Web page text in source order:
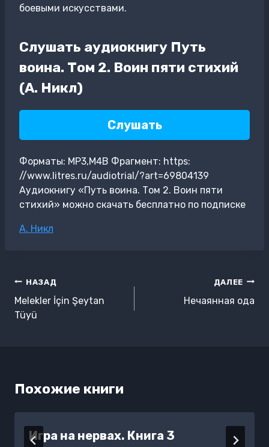
боевыми искусствами.
Слушать аудиокнигу Путь
воина. Том 2. Воин пяти стихий
(А. Никл)
Слушать
Форматы: MP3,M4B Фрагмент: https:
//www.litres.ru/audiotrial/?art=69804139
Аудиокнигу «Путь воина. Том 2. Воин пяти
стихий» можно скачать бесплатно по подписке
Метки
А. Никл
Навигация
по
записям
НАЗАД
Melekler İçin Şeytan
Tüyü
ДАЛЕЕ
Нечаянная ода
Похожие книги
Игра на нервах. Книга 3